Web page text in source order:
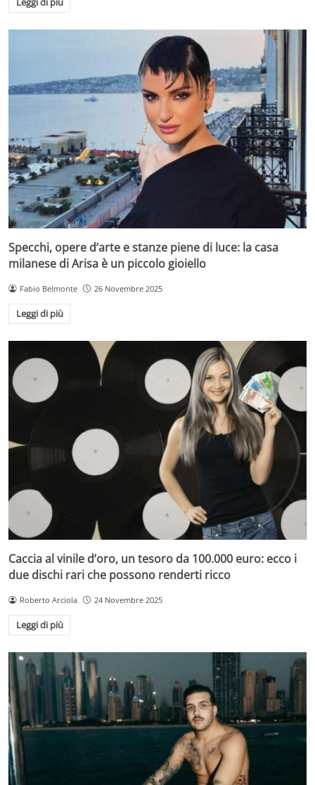
Specchi, opere d’arte e stanze piene di luce: la casa
milanese di Arisa è un piccolo gioiello
Fabio Belmonte 26 Novembre 2025
Leggi di più
Caccia al vinile d’oro, un tesoro da 100.000 euro: ecco i
due dischi rari che possono renderti ricco
Roberto Arciola 24 Novembre 2025
Leggi di più